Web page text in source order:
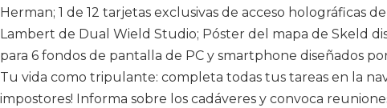
Herman; 1 de 12 tarjetas exclusivas de acceso holográficas
Lambert de Dual Wield Studio; Póster del mapa de Skeld
para 6 fondos de pantalla de PC y smartphone diseñados
Tu vida como tripulante: completa todas tus tareas en la
impostores! Informa sobre los cadáveres y convoca